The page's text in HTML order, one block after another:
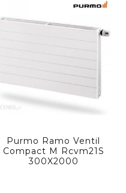
Purmo Ramo Ventil
Compact M Rcvm21S
300X2000